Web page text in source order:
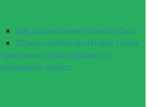
Двухкомпонентные лаки
Однокомпонентные лаки
для паркета
смеси